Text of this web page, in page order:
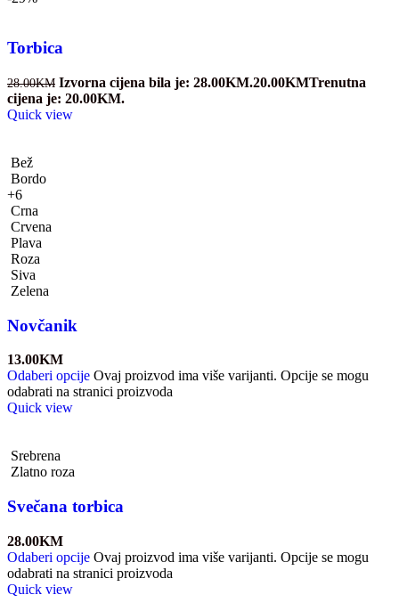
Torbica
28.00KM Izvorna cijena bila je: 28.00KM.20.00KMTrenutna
cijena je: 20.00KM.
Quick view
Bež
Bordo
+6
Crna
Crvena
Plava
Roza
Siva
Zelena
Novčanik
13.00KM
Odaberi opcije Ovaj proizvod ima više varijanti. Opcije se mogu
odabrati na stranici proizvoda
Quick view
Srebrena
Zlatno roza
Svečana torbica
28.00KM
Odaberi opcije Ovaj proizvod ima više varijanti. Opcije se mogu
odabrati na stranici proizvoda
Quick view